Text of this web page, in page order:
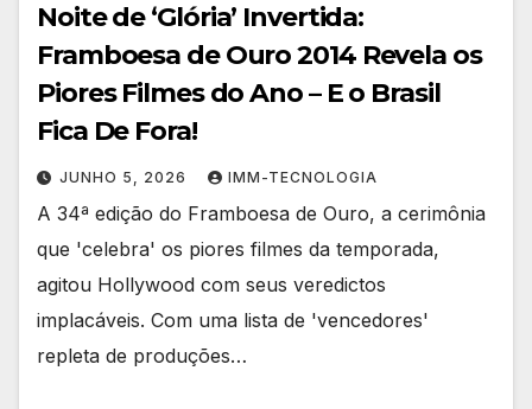
Noite de ‘Glória’ Invertida:
Framboesa de Ouro 2014 Revela os
Piores Filmes do Ano – E o Brasil
Fica De Fora!
JUNHO 5, 2026 IMM-TECNOLOGIA
A 34ª edição do Framboesa de Ouro, a cerimônia
que 'celebra' os piores filmes da temporada,
agitou Hollywood com seus veredictos
implacáveis. Com uma lista de 'vencedores'
repleta de produções…